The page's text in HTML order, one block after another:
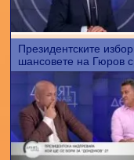
Президентските
шансовете на Гюров